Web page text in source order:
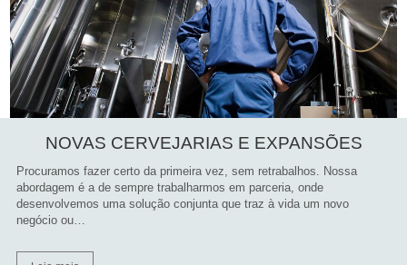
NOVAS CERVEJARIAS E EXPANSÕES
Procuramos fazer certo da primeira vez, sem retrabalhos. Nossa
abordagem é a de sempre trabalharmos em parceria, onde
desenvolvemos uma solução conjunta que traz à vida um novo
negócio ou…